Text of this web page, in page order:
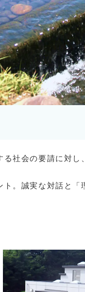
社会の要請に対
。誠実な対話と